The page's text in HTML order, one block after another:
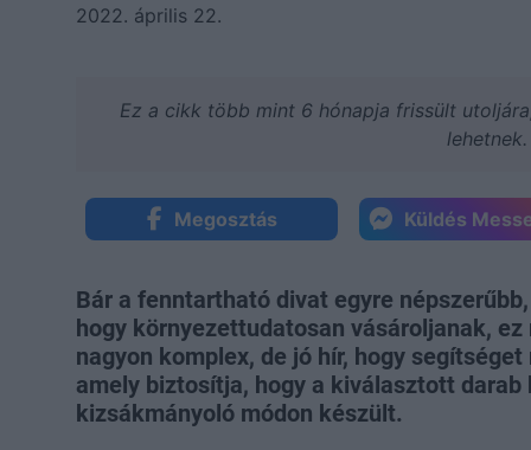
2022. április 22.
Ez a cikk több mint 6 hónapja frissült
lehetnek.
Megosztás Küldés
Bár a fenntartható divat egyre
hogy környezettudatosan vásároljanak,
nagyon komplex, de jó hír, hogy
amely biztosítja, hogy a kiválasztott
kizsákmányoló módon készült.